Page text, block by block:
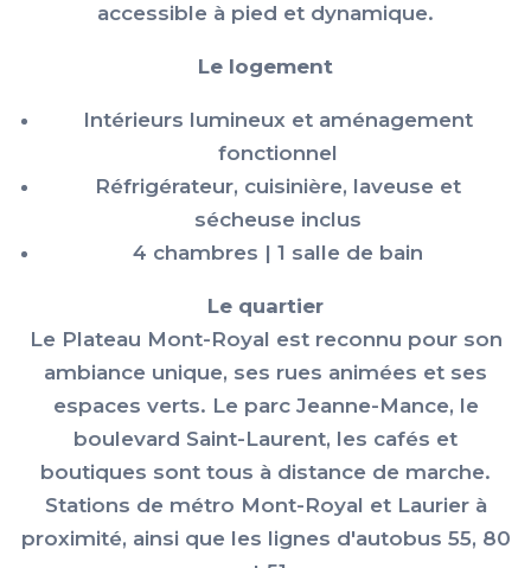
accessible à pied et dynamique.
Le logement
Intérieurs lumineux et aménagement
fonctionnel
Réfrigérateur, cuisinière, laveuse et
sécheuse inclus
4 chambres | 1 salle de bain
Le quartier
Le Plateau Mont-Royal est reconnu pour son
ambiance unique, ses rues animées et ses
espaces verts. Le parc Jeanne-Mance, le
boulevard Saint-Laurent, les cafés et
boutiques sont tous à distance de marche.
Stations de métro Mont-Royal et Laurier à
proximité, ainsi que les lignes d'autobus 55, 80